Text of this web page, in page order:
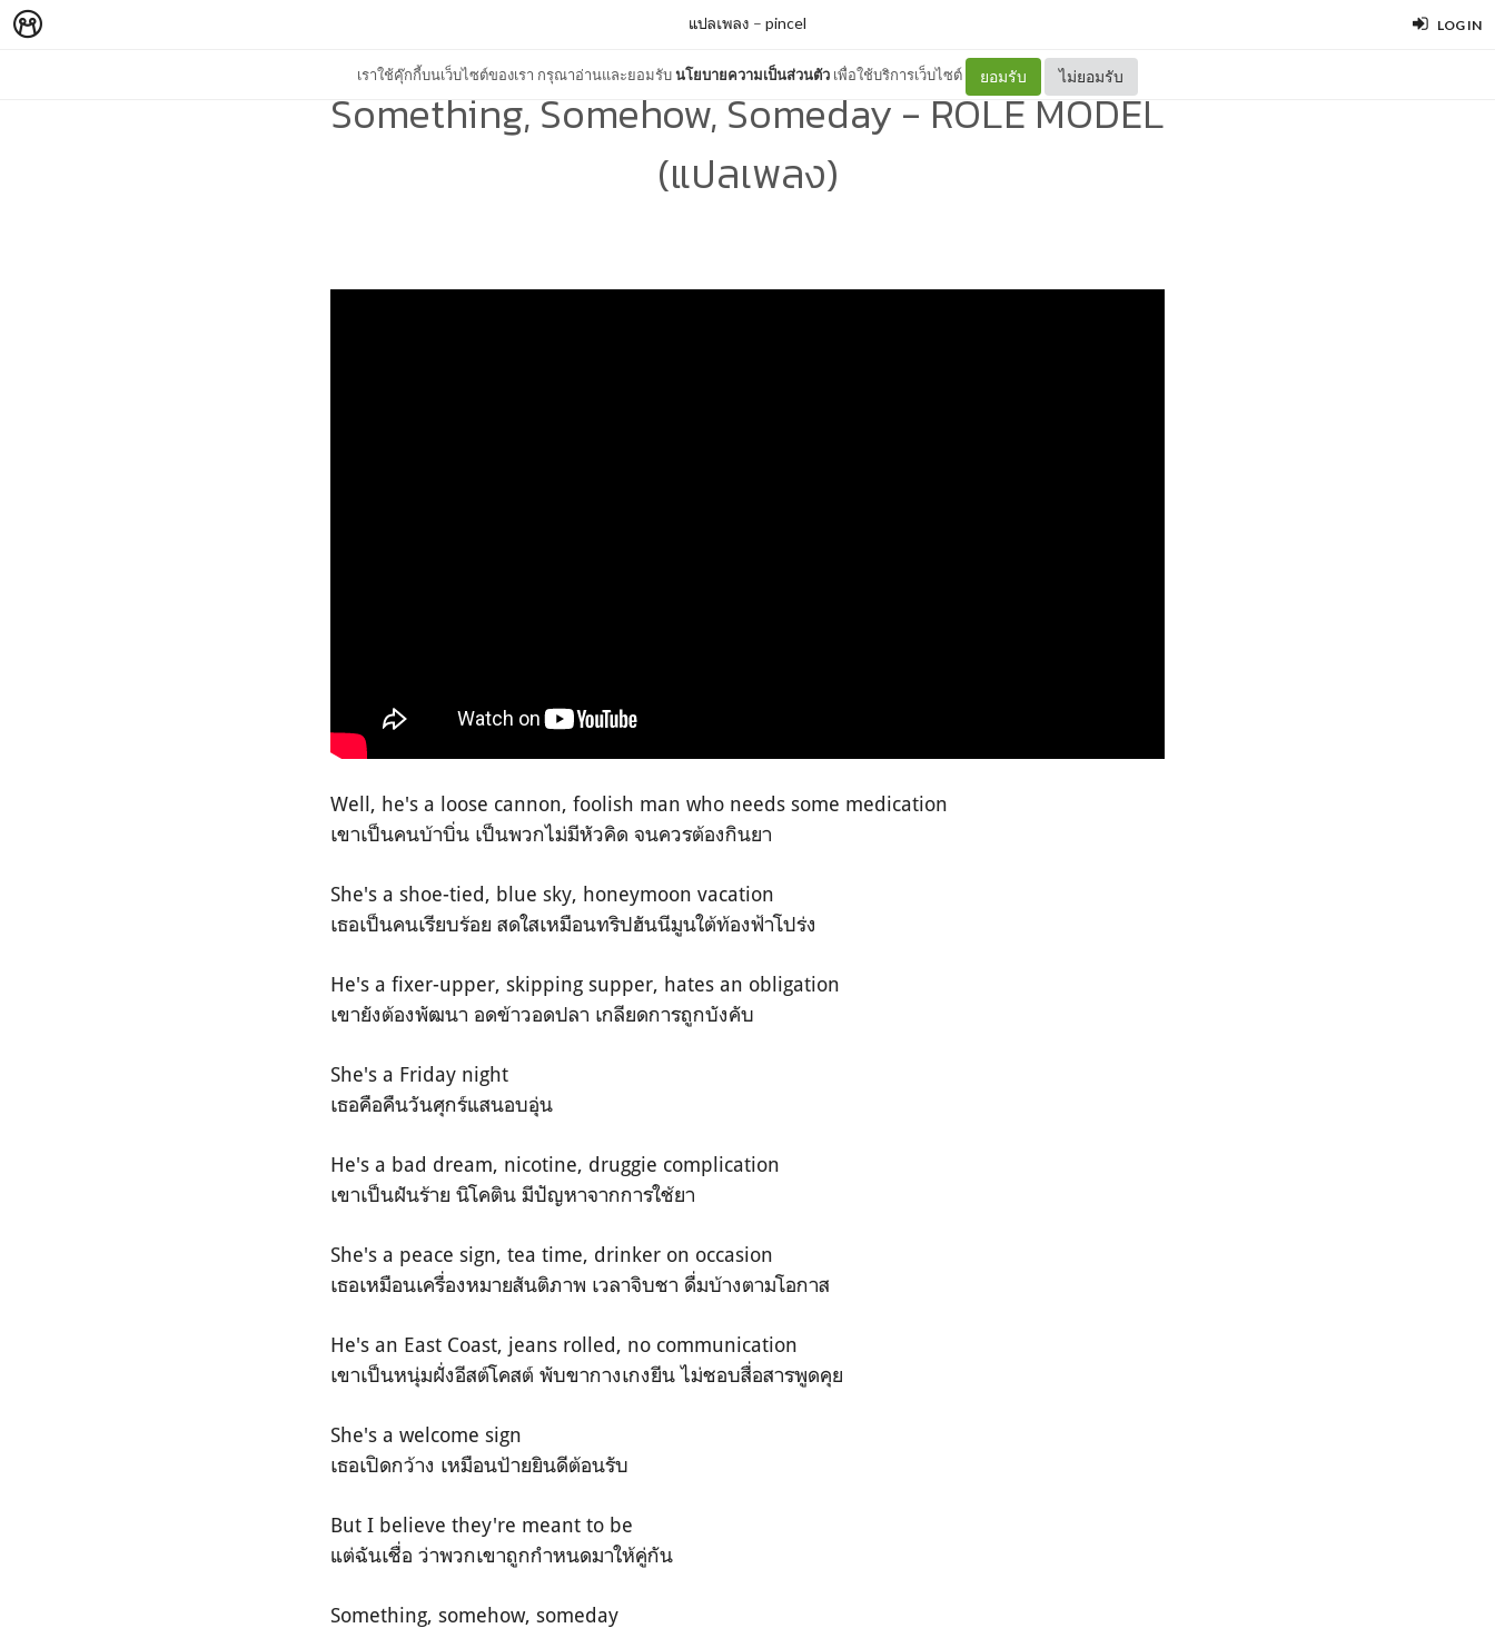
LOG IN
เราใช้คุ๊กกี้บนเว็บไซต์ของเรา กรุณาอ่านและยอมรับนโยบายความเป็นส่วนตัว เพื่อใช้บริการเว็บไซต์ ยอมรับ ไม่ยอมรับ
แปลเพลง – pincel
Something, Somehow, Someday - ROLE MODEL
(แปลเพลง)
Well, he's a loose cannon, foolish man who needs some medication
เขาเป็นคนบ้าบิ่น เป็นพวกไม่มีหัวคิด จนควรต้องกินยา
She's a shoe-tied, blue sky, honeymoon vacation
เธอเป็นคนเรียบร้อย สดใสเหมือนทริปฮันนีมูนใต้ท้องฟ้าโปร่ง
He's a fixer-upper, skipping supper, hates an obligation
เขายังต้องพัฒนา อดข้าวอดปลา เกลียดการถูกบังคับ
She's a Friday night
เธอคือคืนวันศุกร์แสนอบอุ่น
He's a bad dream, nicotine, druggie complication
เขาเป็นฝันร้าย นิโคติน มีปัญหาจากการใช้ยา
She's a peace sign, tea time, drinker on occasion
เธอเหมือนเครื่องหมายสันติภาพ เวลาจิบชา ดื่มบ้างตามโอกาส
He's an East Coast, jeans rolled, no communication
เขาเป็นหนุ่มฝั่งอีสต์โคสต์ พับขากางเกงยีน ไม่ชอบสื่อสารพูดคุย
She's a welcome sign
เธอเปิดกว้าง เหมือนป้ายยินดีต้อนรับ
But I believe they're meant to be
แต่ฉันเชื่อ ว่าพวกเขาถูกกำหนดมาให้คู่กัน
Something, somehow, someday